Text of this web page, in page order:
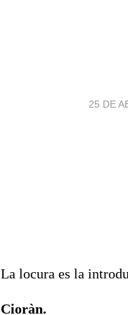
25 DE
La locura es la
Cioràn.